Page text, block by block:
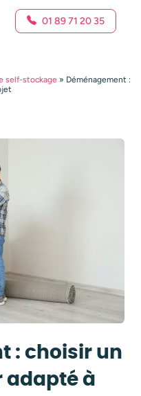
01 89 71 20 35
self-stockage » Déménagement :
: choisir un
adapté à